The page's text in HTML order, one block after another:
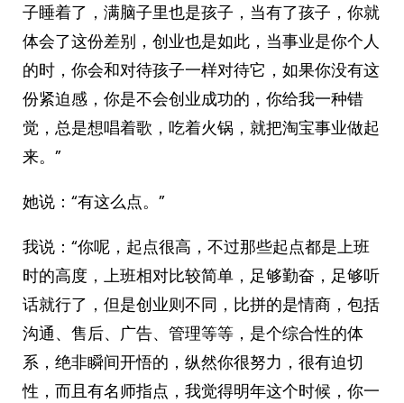
子睡着了，满脑子里也是孩子，当有了孩子，你就
体会了这份差别，创业也是如此，当事业是你个人
的时，你会和对待孩子一样对待它，如果你没有这
份紧迫感，你是不会创业成功的，你给我一种错
觉，总是想唱着歌，吃着火锅，就把淘宝事业做起
来。”
她说：“有这么点。”
我说：“你呢，起点很高，不过那些起点都是上班
时的高度，上班相对比较简单，足够勤奋，足够听
话就行了，但是创业则不同，比拼的是情商，包括
沟通、售后、广告、管理等等，是个综合性的体
系，绝非瞬间开悟的，纵然你很努力，很有迫切
性，而且有名师指点，我觉得明年这个时候，你一